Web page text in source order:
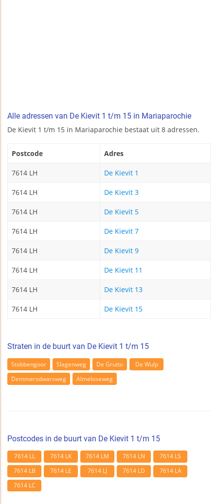
Alle adressen van De Kievit 1 t/m 15 in Mariaparochie
De Kievit 1 t/m 15 in Mariaparochie bestaat uit 8 adressen.
Postcode Adres
7614 LH De Kievit 1
7614 LH De Kievit 3
7614 LH De Kievit 5
7614 LH De Kievit 7
7614 LH De Kievit 9
7614 LH De Kievit 11
7614 LH De Kievit 13
7614 LH De Kievit 15
Straten in de buurt van De Kievit 1 t/m 15
Stobbengoor Slagenweg De Grutto
De Wulp
Demmersdwarsweg
Almeloseweg
Postcodes in de buurt van De Kievit 1 t/m 15
7614 LL 7614 LK 7614 LM 7614 LN
7614 LS
7614 LB
7614 LE 7614 LJ 7614 LD
7614 LA
7614 LC